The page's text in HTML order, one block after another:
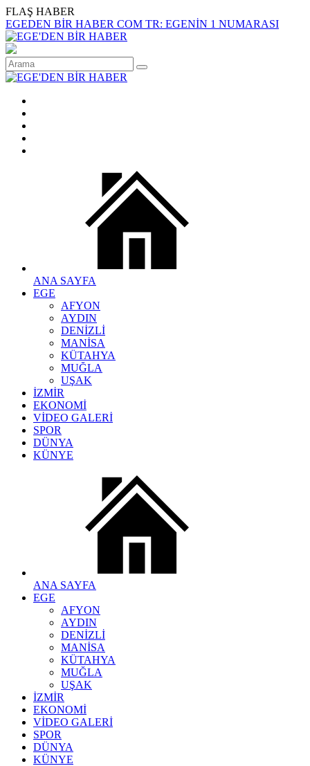
FLAŞ HABER
EGEDEN BİR HABER COM TR: EGENİN 1 NUMARASI
ANA SAYFA
EGE
AFYON
AYDIN
DENİZLİ
MANİSA
KÜTAHYA
MUĞLA
UŞAK
İZMİR
EKONOMİ
VİDEO GALERİ
SPOR
DÜNYA
KÜNYE
ANA SAYFA
EGE
AFYON
AYDIN
DENİZLİ
MANİSA
KÜTAHYA
MUĞLA
UŞAK
İZMİR
EKONOMİ
VİDEO GALERİ
SPOR
DÜNYA
KÜNYE